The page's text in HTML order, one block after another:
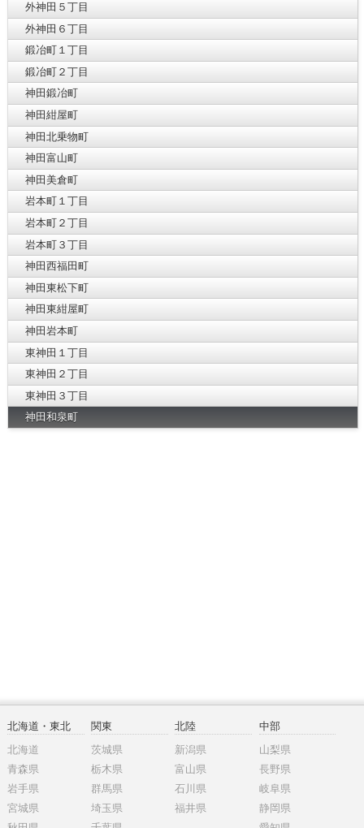
外神田５丁目
外神田６丁目
鍛冶町１丁目
鍛冶町２丁目
神田鍛冶町
神田紺屋町
神田北乗物町
神田富山町
神田美倉町
岩本町１丁目
岩本町２丁目
岩本町３丁目
神田西福田町
神田東松下町
神田東紺屋町
神田岩本町
東神田１丁目
東神田２丁目
東神田３丁目
神田和泉町
北海道・東北
北海道
青森県
岩手県
宮城県
関東
茨城県
栃木県
群馬県
埼玉県
北陸
新潟県
富山県
石川県
福井県
中部
山梨県
長野県
岐阜県
静岡県